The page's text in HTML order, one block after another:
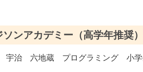
ソンアカデミー（高学年推奨）